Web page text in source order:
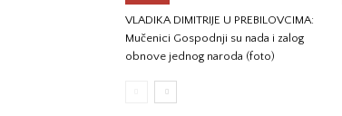
VLADIKA DIMITRIJE U PREBILOVCIMA:
Mučenici Gospodnji su nada i zalog
obnove jednog naroda (foto)